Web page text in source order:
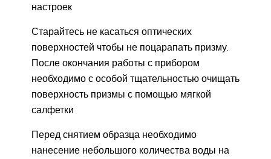
настроек
Старайтесь не касаться оптических
поверхностей чтобы не поцарапать призму.
После окончания работы с прибором
необходимо с особой тщательностью очищать
поверхность призмы с помощью мягкой
салфетки
Перед снятием образца необходимо
нанесение небольшого количества воды на